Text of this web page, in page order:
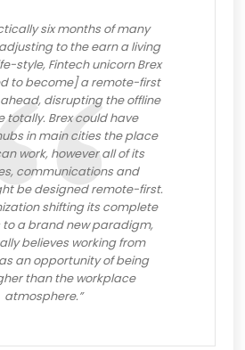
six months of many
to the earn a living
style, Fintech unicorn Brex
to become] a remote-first
disrupting the offline
totally. Brex could have
in main cities the place
work, however all of its
communications and
be designed remote-first.
shifting its complete
a brand new paradigm,
believes working from
an opportunity of being
than the workplace
atmosphere.”